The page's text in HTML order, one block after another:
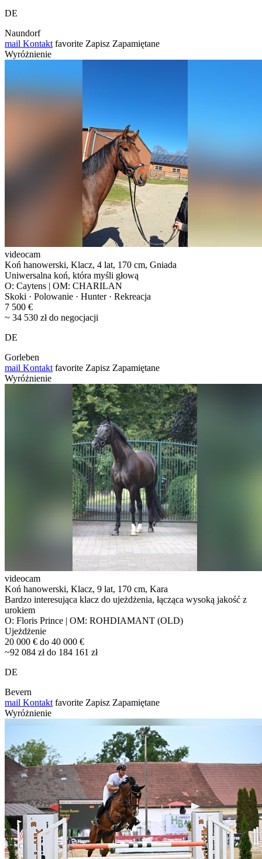
DE
Naundorf
mail Kontakt favorite Zapisz Zapamiętane
Wyróżnienie
videocam
Koń hanowerski, Klacz, 4 lat, 170 cm, Gniada
Uniwersalna koń, która myśli głową
O: Caytens | OM: CHARILAN
Skoki · Polowanie · Hunter · Rekreacja
7 500 €
~ 34 530 zł do negocjacji
DE
Gorleben
mail Kontakt favorite Zapisz Zapamiętane
Wyróżnienie
videocam
Koń hanowerski, Klacz, 9 lat, 170 cm, Kara
Bardzo interesująca klacz do ujeżdżenia, łącząca wysoką jakość z
urokiem
O: Floris Prince | OM: ROHDIAMANT (OLD)
Ujeżdżenie
20 000 € do 40 000 €
~92 084 zł do 184 161 zł
DE
Bevern
mail Kontakt favorite Zapisz Zapamiętane
Wyróżnienie